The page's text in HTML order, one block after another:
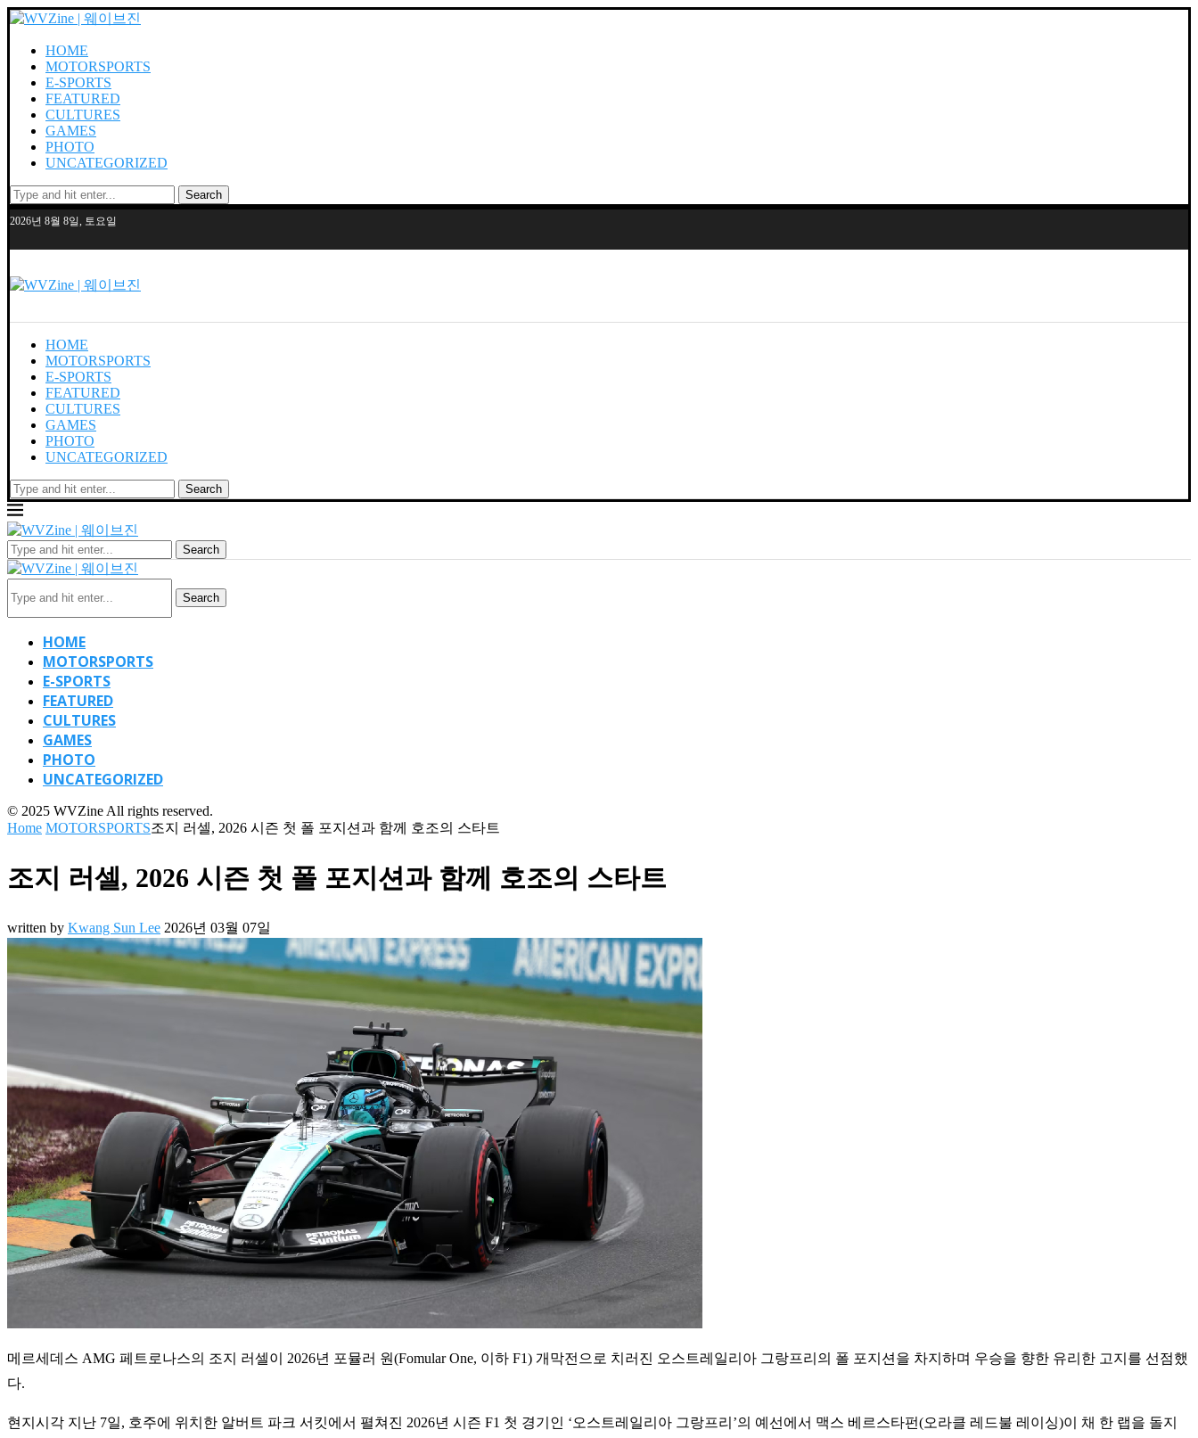
HOME
MOTORSPORTS
E-SPORTS
FEATURED
CULTURES
GAMES
PHOTO
UNCATEGORIZED
Search
2026년 8월 8일, 토요일
HOME
MOTORSPORTS
E-SPORTS
FEATURED
CULTURES
GAMES
PHOTO
UNCATEGORIZED
Search
Search
Search
HOME
MOTORSPORTS
E-SPORTS
FEATURED
CULTURES
GAMES
PHOTO
UNCATEGORIZED
© 2025 WVZine All rights reserved.
Home MOTORSPORTS조지 러셀, 2026 시즌 첫 폴 포지션과 함께 호조의 스타트
조지 러셀, 2026 시즌 첫 폴 포지션과 함께 호조의 스타트
written by Kwang Sun Lee 2026년 03월 07일
메르세데스 AMG 페트로나스의 조지 러셀이 2026년 포뮬러 원(Fomular One, 이하 F1) 개막전으로 치러진 오스트레일리아 그랑프리의 폴 포지션을 차지하며 우승을 향한 유리한 고지를 선점했
다.
현지시각 지난 7일, 호주에 위치한 알버트 파크 서킷에서 펼쳐진 2026년 시즌 F1 첫 경기인 ‘오스트레일리아 그랑프리’의 예선에서 맥스 베르스타펀(오라클 레드불 레이싱)이 채 한 랩을 돌지